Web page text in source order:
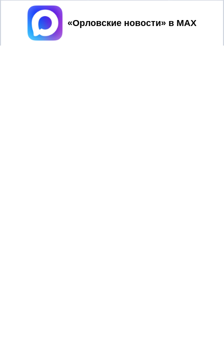
Принять